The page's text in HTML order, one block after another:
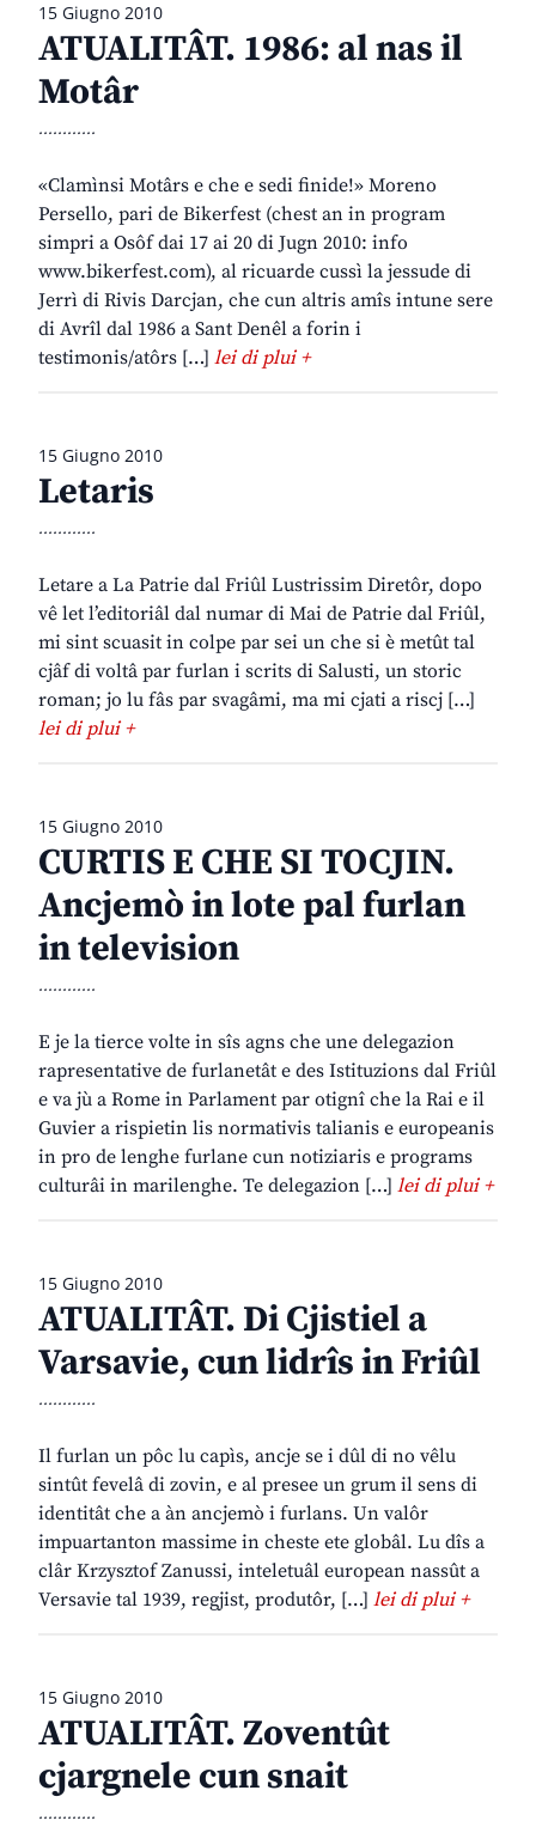
15 Giugno 2010
ATUALITÂT. 1986: al nas il
Motâr
............
«Clamìnsi Motârs e che e sedi finide!» Moreno
Persello, pari de Bikerfest (chest an in program
simpri a Osôf dai 17 ai 20 di Jugn 2010: info
www.bikerfest.com), al ricuarde cussì la jessude di
Jerrì di Rivis Darcjan, che cun altris amîs intune sere
di Avrîl dal 1986 a Sant Denêl a forin i
testimonis/atôrs […] lei di plui +
15 Giugno 2010
Letaris
............
Letare a La Patrie dal Friûl Lustrissim Diretôr, dopo
vê let l’editoriâl dal numar di Mai de Patrie dal Friûl,
mi sint scuasit in colpe par sei un che si è metût tal
cjâf di voltâ par furlan i scrits di Salusti, un storic
roman; jo lu fâs par svagâmi, ma mi cjati a riscj […]
lei di plui +
15 Giugno 2010
CURTIS E CHE SI TOCJIN.
Ancjemò in lote pal furlan
in television
............
E je la tierce volte in sîs agns che une delegazion
rapresentative de furlanetât e des Istituzions dal Friûl
e va jù a Rome in Parlament par otignî che la Rai e il
Guvier a rispietin lis normativis talianis e europeanis
in pro de lenghe furlane cun notiziaris e programs
culturâi in marilenghe. Te delegazion […] lei di plui +
15 Giugno 2010
ATUALITÂT. Di Cjistiel a
Varsavie, cun lidrîs in Friûl
............
Il furlan un pôc lu capìs, ancje se i dûl di no vêlu
sintût fevelâ di zovin, e al presee un grum il sens di
identitât che a àn ancjemò i furlans. Un valôr
impuartanton massime in cheste ete globâl. Lu dîs a
clâr Krzysztof Zanussi, inteletuâl european nassût a
Versavie tal 1939, regjist, produtôr, […] lei di plui +
15 Giugno 2010
ATUALITÂT. Zoventût
cjargnele cun snait
............